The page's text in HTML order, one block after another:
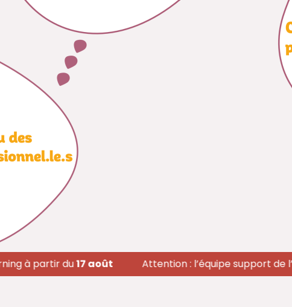
partir du17 août Attention : l’équipe support de